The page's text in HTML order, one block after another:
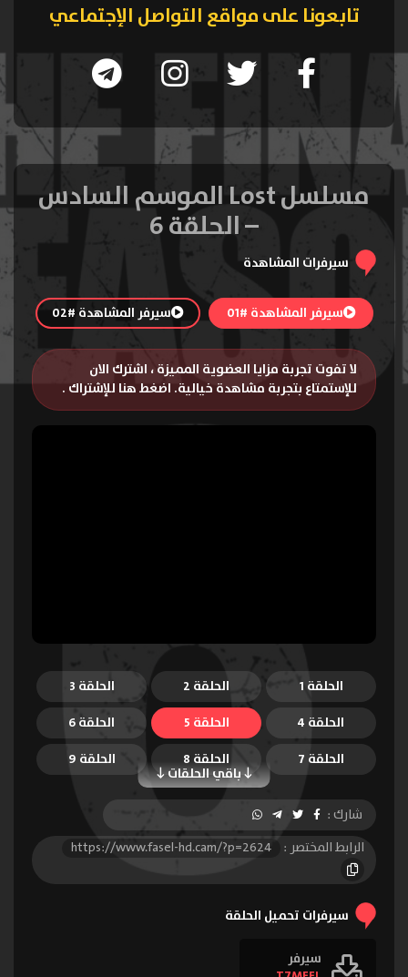
تابعونا على مواقع التواصل الإجتماعي
مسلسل Lost الموسم السادس
– الحلقة 6
سيرفرات المشاهدة
سيرفر المشاهدة #01 سيرفر المشاهدة #02
لا تفوت تجربة مزايا العضوية المميزة ، اشترك الان
للإستمتاع بتجربة مشاهدة خيالية. اضغط هنا للإشتراك .
الحلقة 1 الحلقة 2
الحلقة 3
الحلقة 4
الحلقة 5 الحلقة 6
باقي الحلقات
الحلقة 7 الحلقة 8
الحلقة 9
الحلقة 11
الحلقة 14
شارك :
الرابط المختصر :
https://www.fasel-hd.cam/?p=2624
سيرفرات تحميل الحلقة
سيرفر